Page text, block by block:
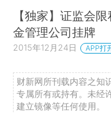
【独家】证监会
金管理公司挂牌
2015年12月24日 APP打
财新网所刊载内容之知
专属所有或持有。未经
建立镜像等任何使用。